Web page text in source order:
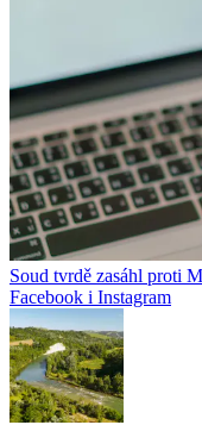
Soud tvrdě zasáhl proti
Facebook i Instagram